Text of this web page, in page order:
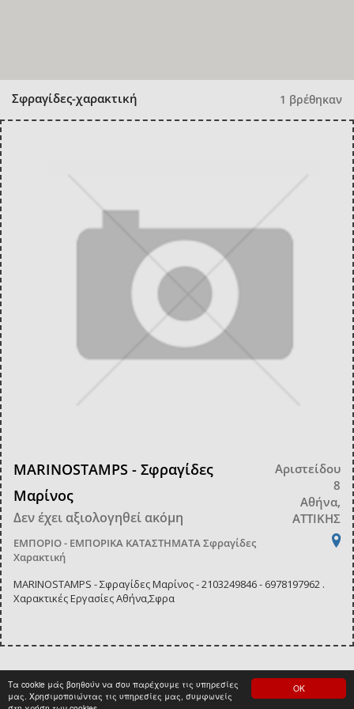
ΟΚ
Τα cookie μάς βοηθούν να σου παρέχουμε τις υπηρεσίες
μας. Χρησιμοποιώντας τις υπηρεσίες μας, συμφωνείς
Σφραγίδες-χαρακτική 1 βρέθηκαν
MARINOSTAMPS - Σφραγίδες
Μαρίνος
Δεν έχει αξιολογηθεί ακόμη
ΕΜΠΟΡΙΟ - ΕΜΠΟΡΙΚΑ ΚΑΤΑΣΤΗΜΑΤΑΣφραγίδες
Χαρακτική
Αριστείδου
8
Αθήνα,
ΑΤΤΙΚΗΣ
MARINOSTAMPS - Σφραγίδες Μαρίνος - 2103249846 - 6978197962 .
Χαρακτικές Εργασίες Αθήνα,Σφρα
< 1 >